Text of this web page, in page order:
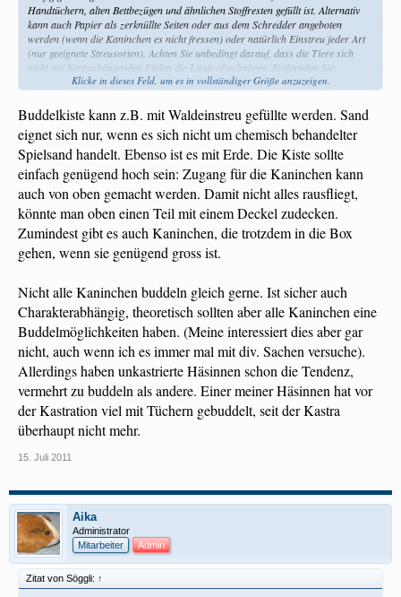
Handtüchern, alten Bettbezügen und ähnlichen Stoffresten gefüllt ist. Alternativ
kann auch Papier als zerknüllte Seiten oder aus dem Schredder angeboten
werden (wenn die Kaninchen es nicht fressen) oder natürlich Einstreu jeder Art
(nur geeignete Streusorten). Achten Sie unbedingt darauf, dass die Tiere sich
nicht mit heraushängenden Fäden die Läufe abschnüren. Entfernden Sie
regelmäßig Fäden und kontrollieren Sie die Tiere jedes Mal wenn sie aus ihrer
Klicke in dieses Feld, um es in vollständiger Größe anzuzeigen.
Buddelkiste kann z.B. mit Waldeinstreu gefüllte werden. Sand
eignet sich nur, wenn es sich nicht um chemisch behandelter
Spielsand handelt. Ebenso ist es mit Erde. Die Kiste sollte
einfach genügend hoch sein: Zugang für die Kaninchen kann
auch von oben gemacht werden. Damit nicht alles rausfliegt,
könnte man oben einen Teil mit einem Deckel zudecken.
Zumindest gibt es auch Kaninchen, die trotzdem in die Box
gehen, wenn sie genügend gross ist.
Nicht alle Kaninchen buddeln gleich gerne. Ist sicher auch
Charakterabhängig, theoretisch sollten aber alle Kaninchen eine
Buddelmöglichkeiten haben. (Meine interessiert dies aber gar
nicht, auch wenn ich es immer mal mit div. Sachen versuche).
Allerdings haben unkastrierte Häsinnen schon die Tendenz,
vermehrt zu buddeln als andere. Einer meiner Häsinnen hat vor
der Kastration viel mit Tüchern gebuddelt, seit der Kastra
überhaupt nicht mehr.
15. Juli 2011
Aika
Administrator
Mitarbeiter
Admin
Zitat von Söggli: ↑